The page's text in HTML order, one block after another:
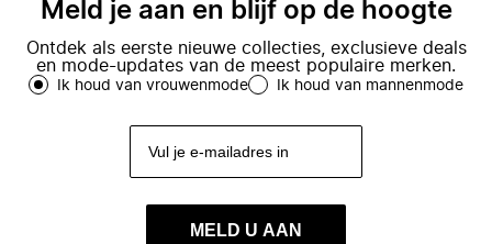
Meld je aan en blijf op de hoogte
Ontdek als eerste nieuwe collecties, exclusieve deals
en mode-updates van de meest populaire merken.
Ik houd van vrouwenmode Ik houd van mannenmode
MELD U AAN